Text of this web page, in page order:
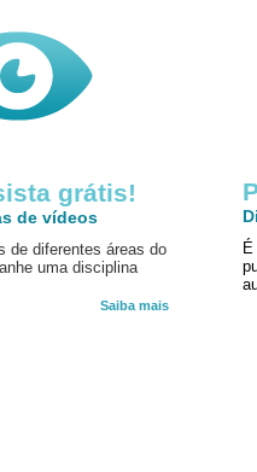
grátis!
de vídeos
de diferentes áreas do
uma disciplina
Saiba mais